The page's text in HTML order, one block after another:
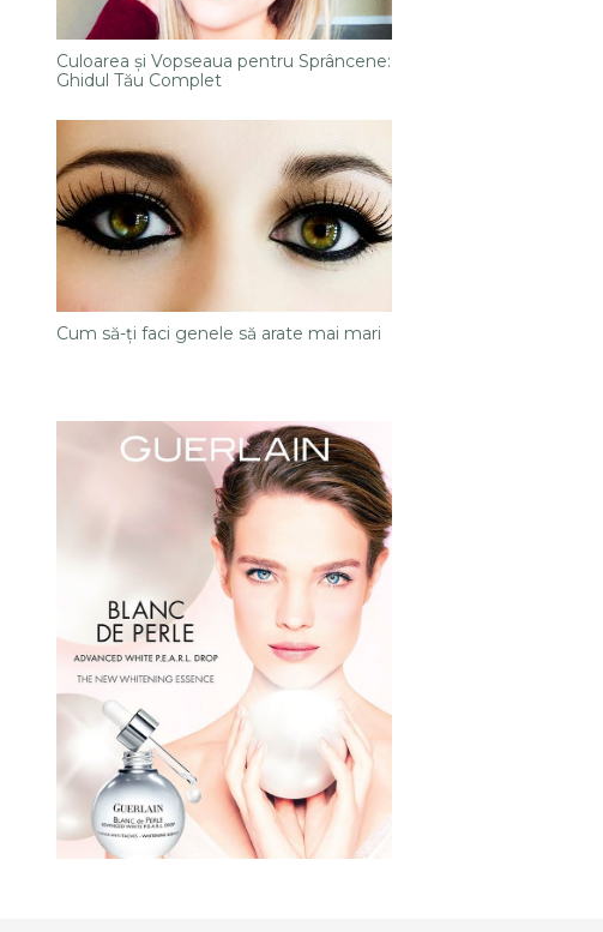
Culoarea și Vopseaua pentru Sprâncene:
Ghidul Tău Complet
Cum să-ți faci genele să arate mai mari